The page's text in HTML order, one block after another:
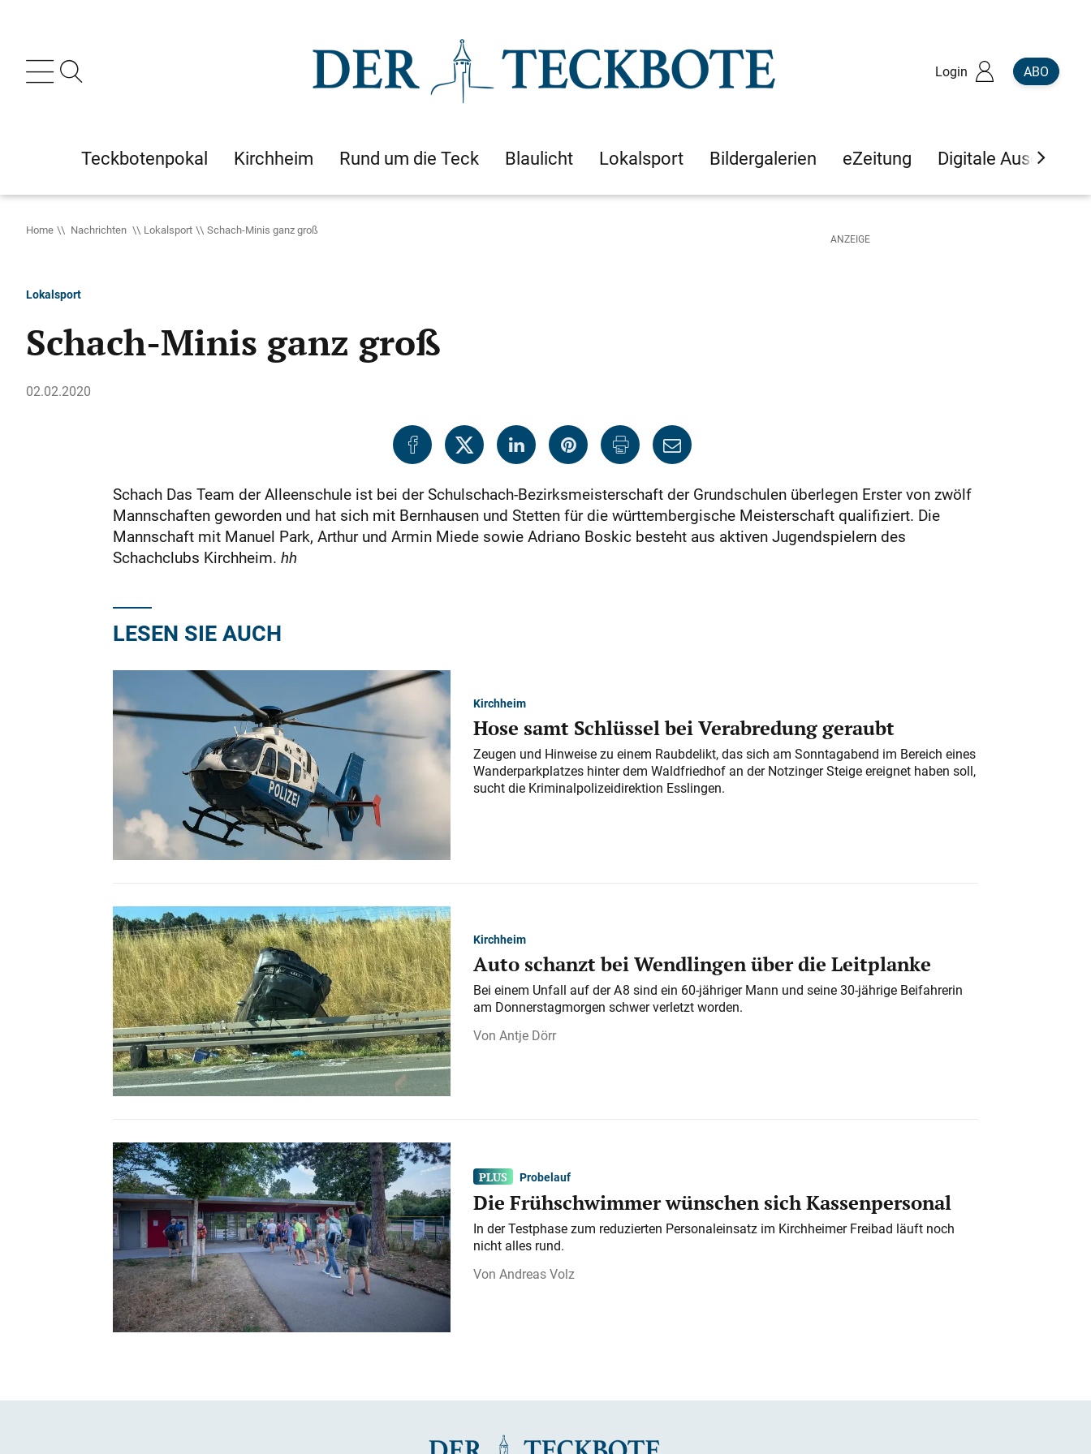
Login ABO
Teckbotenpokal Kirchheim Rund um die Teck Blaulicht Lokalsport Bildergalerien eZeitung Digitale Ausgaben
Home Nachrichten Lokalsport Schach-Minis ganz groß
Lokalsport
Schach-Minis ganz groß
02.02.2020
Schach Das Team der Alleenschule ist bei der Schulschach-Bezirksmeisterschaft der Grundschulen überlegen Erster von zwölf
Mannschaften geworden und hat sich mit Bernhausen und Stetten für die württembergische Meisterschaft qualifiziert. Die
Mannschaft mit Manuel Park, Arthur und Armin Miede sowie Adriano Boskic besteht aus aktiven Jugendspielern des
Schachclubs Kirchheim. hh
LESEN SIE AUCH
Kirchheim
Hose samt Schlüssel bei Verabredung geraubt
Zeugen und Hinweise zu einem Raubdelikt, das sich am Sonntagabend im Bereich eines
Wanderparkplatzes hinter dem Waldfriedhof an der Notzinger Steige ereignet haben soll,
sucht die Kriminalpolizeidirektion Esslingen.
Kirchheim
Auto schanzt bei Wendlingen über die Leitplanke
Bei einem Unfall auf der A 8 sind ein 60-jähriger Mann und seine 30-jährige Beifahrerin
am Donnerstagmorgen schwer verletzt worden.
Antje Dörr
Probelauf
Die Frühschwimmer wünschen sich Kassenpersonal
In der Testphase zum reduzierten Personaleinsatz im Kirchheimer Freibad läuft noch
nicht alles rund.
Andreas Volz